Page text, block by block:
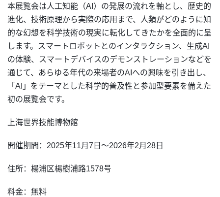
本展覧会は人工知能（AI）の発展の流れを軸とし、歴史的
進化、技術原理から実際の応用まで、人類がどのように知
的な幻想を科学技術の現実に転化してきたかを全面的に呈
します。スマートロボットとのインタラクション、生成AI
の体験、スマートデバイスのデモンストレーションなどを
通じて、あらゆる年代の来場者のAIへの興味を引き出し、
「AI」をテーマとした科学的普及性と参加型要素を備えた
初の展覧会です。
上海世界技能博物館
開催期間：2025年11月7日～2026年2月28日
住所：楊浦区楊樹浦路1578号
料金：無料